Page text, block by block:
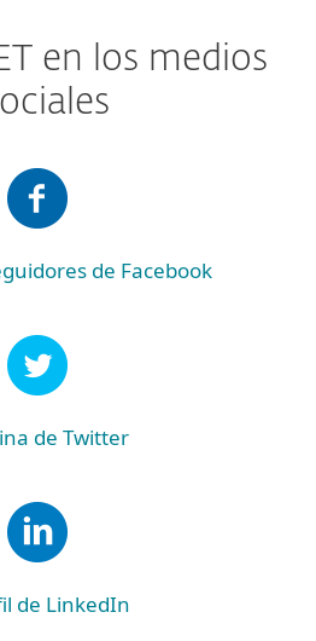
en los medios
de Facebook
de Twitter
de LinkedIn